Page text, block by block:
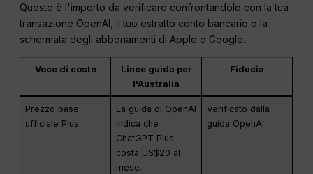
Questo è l'importo da verificare confrontandolo con la tua
transazione OpenAI, il tuo estratto conto bancario o la
schermata degli abbonamenti di Apple o Google.
Voce di costo
Linee guida per
l'Australia
Fiducia
Prezzo base
ufficiale Plus
La guida di OpenAI
indica che
ChatGPT Plus
costa US$20 al
mese.
Verificato dalla
guida OpenAI